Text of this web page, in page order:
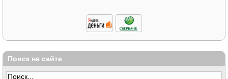
Поиск на сайте